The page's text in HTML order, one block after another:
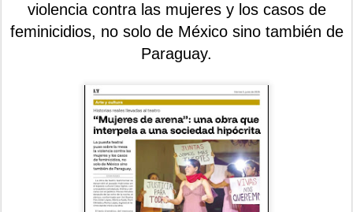
violencia contra las mujeres y los casos de
feminicidios, no solo de México sino también de
Paraguay.